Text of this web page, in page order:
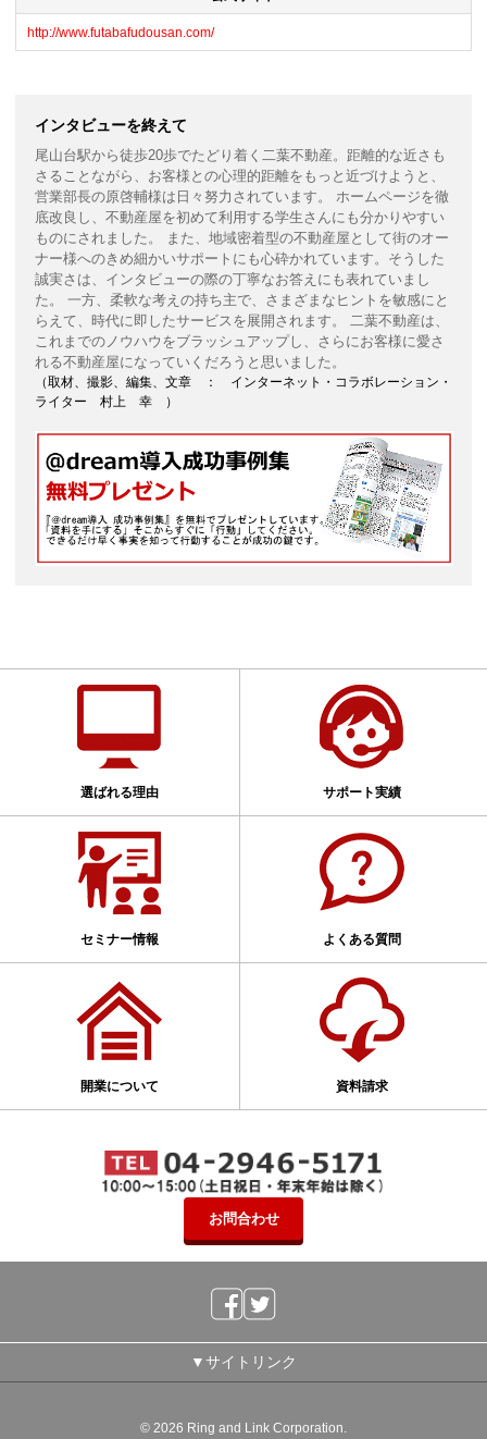
http://www.futabafudousan.com/
インタビューを終えて
尾山台駅から徒歩20歩でたどり着く二葉不動産。距離的な近さも
さることながら、お客様との心理的距離をもっと近づけようと、
営業部長の原啓輔様は日々努力されています。 ホームページを徹
底改良し、不動産屋を初めて利用する学生さんにも分かりやすい
ものにされました。 また、地域密着型の不動産屋として街のオー
ナー様へのきめ細かいサポートにも心砕かれています。そうした
誠実さは、インタビューの際の丁寧なお答えにも表れていまし
た。 一方、柔軟な考えの持ち主で、さまざまなヒントを敏感にと
らえて、時代に即したサービスを展開されます。 二葉不動産は、
これまでのノウハウをブラッシュアップし、さらにお客様に愛さ
れる不動産屋になっていくだろうと思いました。
（取材、撮影、編集、文章 ： インターネット・コラボレーション・
ライター 村上 幸 ）
選ばれる理由 サポート実績
セミナー情報 よくある質問
開業について 資料請求
お問合わせ
▼サイトリンク
© 2026 Ring and Link Corporation.